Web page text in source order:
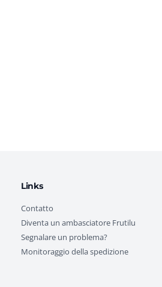
Links
Contatto
Diventa un ambasciatore Frutilu
Segnalare un problema?
Monitoraggio della spedizione